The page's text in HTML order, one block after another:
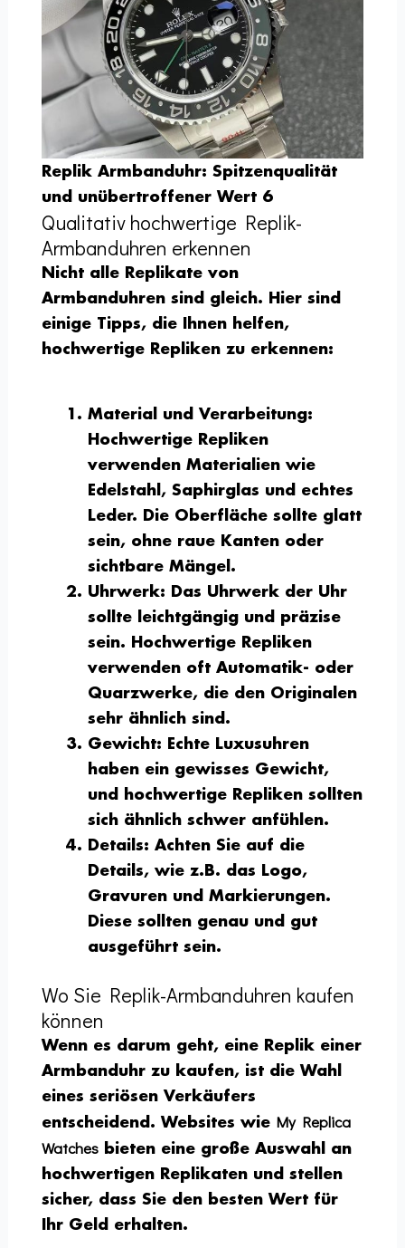
Replik Armbanduhr: Spitzenqualität
und unübertroffener Wert 6
Qualitativ hochwertige Replik-
Armbanduhren erkennen
Nicht alle Replikate von
Armbanduhren sind gleich. Hier sind
einige Tipps, die Ihnen helfen,
hochwertige Repliken zu erkennen:
Material und Verarbeitung:
Hochwertige Repliken
verwenden Materialien wie
Edelstahl, Saphirglas und echtes
Leder. Die Oberfläche sollte glatt
sein, ohne raue Kanten oder
sichtbare Mängel.
Uhrwerk: Das Uhrwerk der Uhr
sollte leichtgängig und präzise
sein. Hochwertige Repliken
verwenden oft Automatik- oder
Quarzwerke, die den Originalen
sehr ähnlich sind.
Gewicht: Echte Luxusuhren
haben ein gewisses Gewicht,
und hochwertige Repliken sollten
sich ähnlich schwer anfühlen.
Details: Achten Sie auf die
Details, wie z.B. das Logo,
Gravuren und Markierungen.
Diese sollten genau und gut
ausgeführt sein.
Wo Sie Replik-Armbanduhren kaufen
können
Wenn es darum geht, eine Replik einer
Armbanduhr zu kaufen, ist die Wahl
eines seriösen Verkäufers
entscheidend. Websites wie My Replica
Watches bieten eine große Auswahl an
hochwertigen Replikaten und stellen
sicher, dass Sie den besten Wert für
Ihr Geld erhalten.